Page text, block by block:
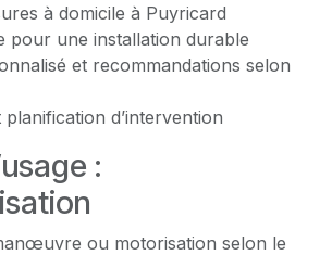
à domicile à Puyricard
pour une installation durable
et recommandations selon
planification d’intervention
:
ou motorisation selon le